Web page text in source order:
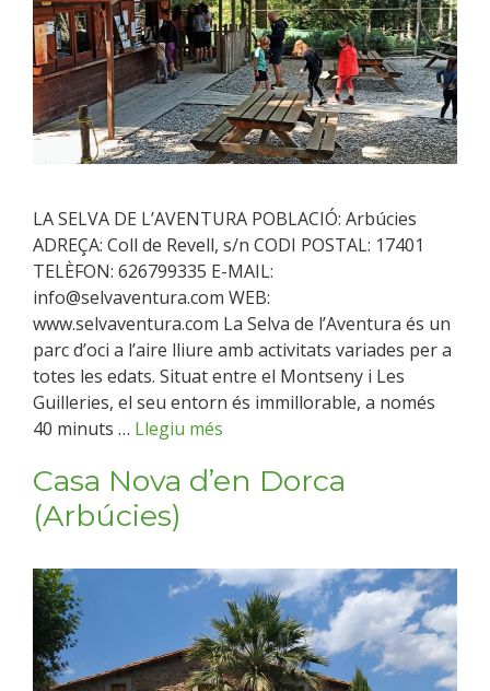
LA SELVA DE L’AVENTURA POBLACIÓ: Arbúcies
ADREÇA: Coll de Revell, s/n CODI POSTAL: 17401
TELÈFON: 626799335 E-MAIL:
info@selvaventura.com WEB:
www.selvaventura.com La Selva de l’Aventura és un
parc d’oci a l’aire lliure amb activitats variades per a
totes les edats. Situat entre el Montseny i Les
Guilleries, el seu entorn és immillorable, a només
40 minuts … Llegiu més
Casa Nova d’en Dorca
(Arbúcies)